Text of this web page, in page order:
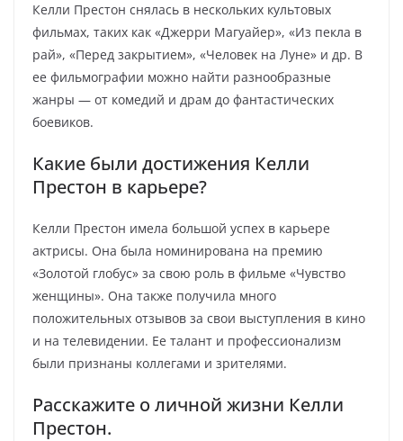
Келли Престон снялась в нескольких культовых
фильмах, таких как «Джерри Магуайер», «Из пекла в
рай», «Перед закрытием», «Человек на Луне» и др. В
ее фильмографии можно найти разнообразные
жанры — от комедий и драм до фантастических
боевиков.
Какие были достижения Келли
Престон в карьере?
Келли Престон имела большой успех в карьере
актрисы. Она была номинирована на премию
«Золотой глобус» за свою роль в фильме «Чувство
женщины». Она также получила много
положительных отзывов за свои выступления в кино
и на телевидении. Ее талант и профессионализм
были признаны коллегами и зрителями.
Расскажите о личной жизни Келли
Престон.